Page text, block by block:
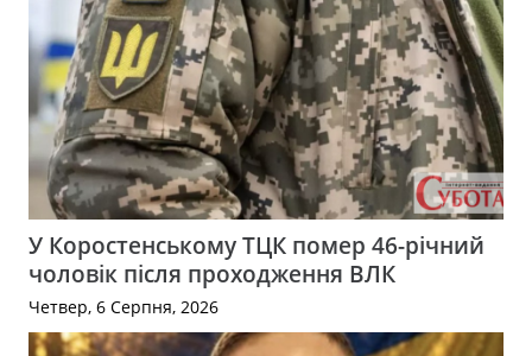
У Коростенському ТЦК помер 46-річний
чоловік після проходження ВЛК
Четвер, 6 Серпня, 2026